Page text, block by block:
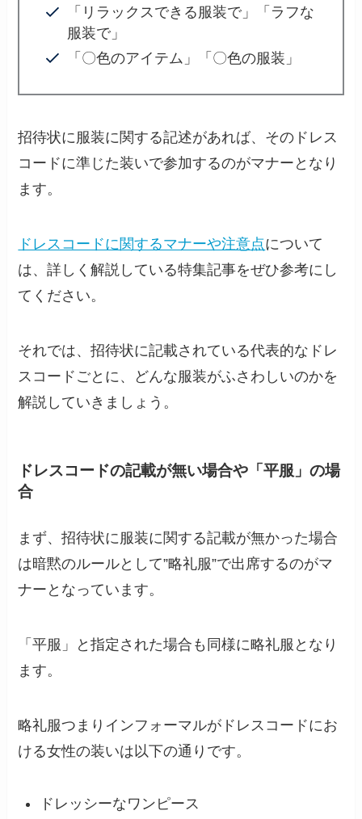
「リラックスできる服装で」「ラフな
服装で」
「〇色のアイテム」「〇色の服装」
招待状に服装に関する記述があれば、そのドレス
コードに準じた装いで参加するのがマナーとなり
ます。
ドレスコードに関するマナーや注意点について
は、詳しく解説している特集記事をぜひ参考にし
てください。
それでは、招待状に記載されている代表的なドレ
スコードごとに、どんな服装がふさわしいのかを
解説していきましょう。
ドレスコードの記載が無い場合や「平服」の場
合
まず、招待状に服装に関する記載が無かった場合
は暗黙のルールとして”略礼服”で出席するのがマ
ナーとなっています。
「平服」と指定された場合も同様に略礼服となり
ます。
略礼服つまりインフォーマルがドレスコードにお
ける女性の装いは以下の通りです。
ドレッシーなワンピース